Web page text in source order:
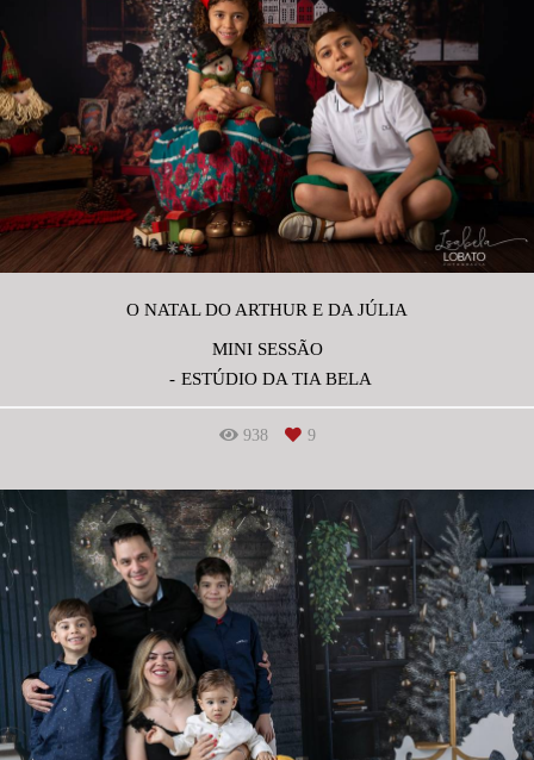
O NATAL DO ARTHUR E DA JÚLIA
MINI SESSÃO
ESTÚDIO DA TIA BELA
938 9